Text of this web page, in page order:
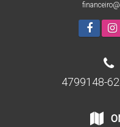
4799148-